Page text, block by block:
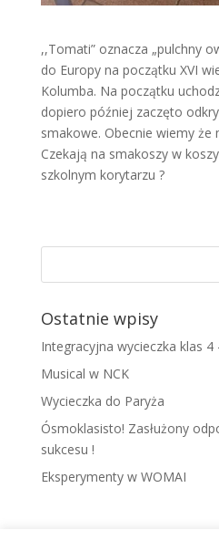
,,Tomati” oznacza „pulchny
do Europy na początku XVI
Kolumba. Na początku
dopiero później zaczęto
smakowe. Obecnie wiemy
Czekają na smakoszy w
szkolnym korytarzu ?
Ostatnie wpisy
Integracyjna wycieczka klas 4
Musical w NCK
Wycieczka do Paryża
Ósmoklasisto! Zasłużony
sukcesu !
Eksperymenty w WOMAI